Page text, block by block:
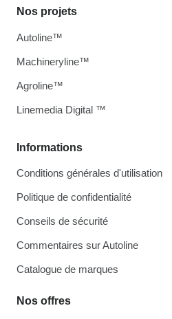
Informations
Conditions générales d'utilisation
Politique de confidentialité
Conseils de sécurité
Commentaires sur Autoline
Catalogue de marques
Nos offres
Nos projets
Autoline™
Machineryline™
Agroline™
Linemedia Digital ™